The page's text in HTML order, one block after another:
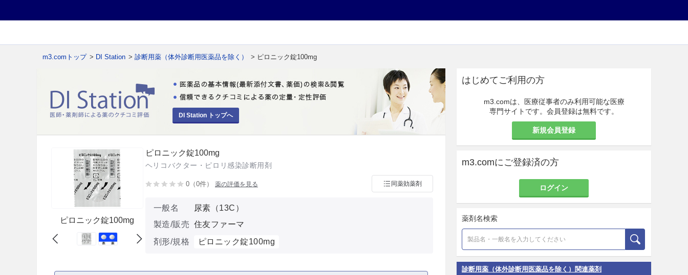
m3.comトップ > DI Station > 診断用薬（体外診断用医薬品を除く） > ピロニック錠100mg
DI Station トップへ
ピロニック錠100mg
ピロニック錠100mg
ヘリコバクター・ピロリ感染診断用剤
0（0件） 薬の評価を見る 同薬効薬剤
一般名
尿素（13C）
製造/販売 住友ファーマ
剤形/規格
ピロニック錠100mg
はじめてご利用の方
m3.comは、医療従事者のみ利用可能な医療
専門サイトです。会員登録は無料です。
新規会員登録
m3.comにご登録済の方
ログイン
薬剤名検索
診断用薬（体外診断用医薬品を除く）関連薬剤